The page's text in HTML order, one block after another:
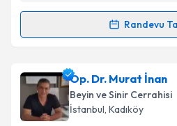
Takvim
Randevu
Randevu Takvimi Talebi
Prof. Dr. Çetin Ayhan
takvimi talebi oluşturun. Size
almanız için bir takvim
bilgilendireceğiz.
Op. Dr. Murat İnan
Beyin ve Sinir Cerrahisi
İstanbul, Kadıköy